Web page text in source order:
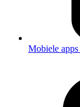
Mobiele apps